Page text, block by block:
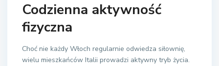
Codzienna aktywność
fizyczna
Choć nie każdy Włoch regularnie odwiedza siłownię,
wielu mieszkańców Italii prowadzi aktywny tryb życia.